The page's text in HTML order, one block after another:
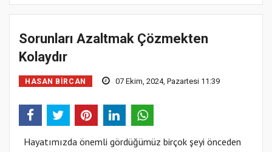
Sorunları Azaltmak Çözmekten
Kolaydır
HASAN BIRCAN 07 Ekim, 2024, Pazartesi 11:39
Hayatımızda önemli gördüğümüz birçok şeyi önceden